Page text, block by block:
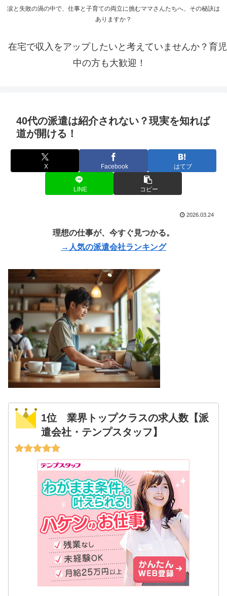
涙と失敗の渦の中で、仕事と子育ての両立に挑むママさんたちへ、その秘訣は
ありますか？
在宅で収入をアップしたいと考えていませんか？育児
中の方も大歓迎！
40代の派遣は紹介されない？現実を知れば
道が開ける！
X Facebook はてブ
LINE コピー
2026.03.24
理想の仕事が、今すぐ見つかる。
→人気の派遣会社ランキング
1位 業界トップクラスの求人数【派
遣会社・テンプスタッフ】